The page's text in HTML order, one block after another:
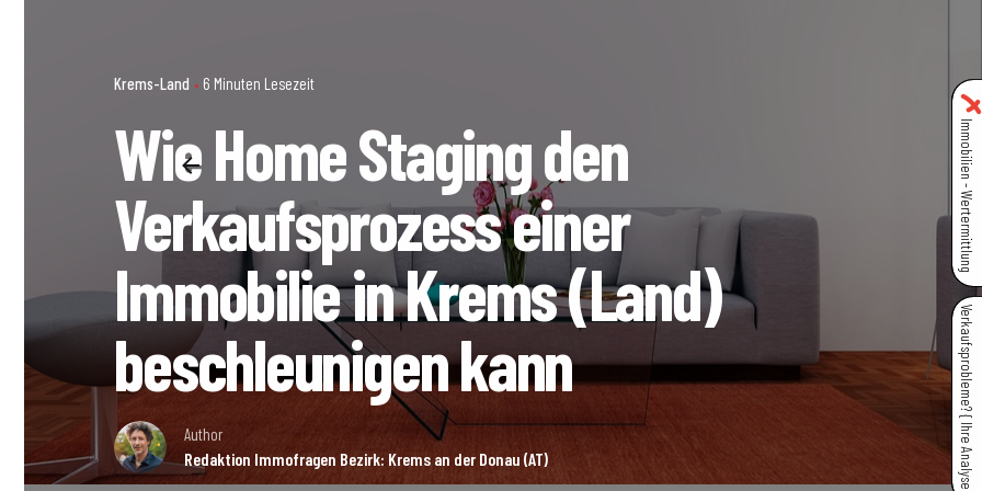
Krems-Land 6 Minuten Lesezeit
Wie Home Staging den
Verkaufsprozess einer
Immobilie in Krems (Land)
beschleunigen kann
Author
Redaktion Immofragen Bezirk: Krems an der Donau (AT)
Immobilien - Wertermittlung
Verkaufsprobleme? { Ihre Analyse }